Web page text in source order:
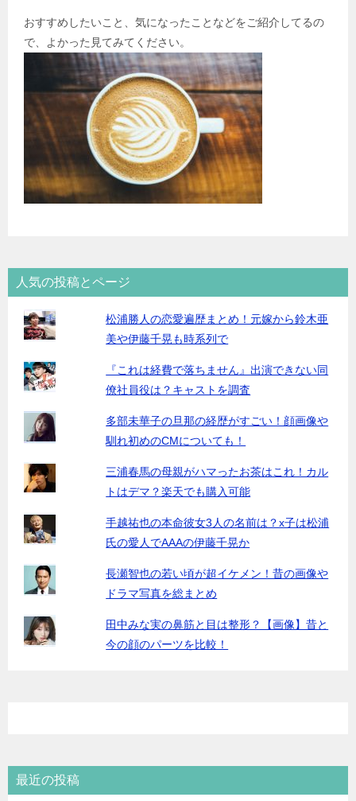
おすすめしたいこと、気になったことなどをご紹介してるの
で、よかった見てみてください。
人気の投稿とページ
松浦勝人の恋愛遍歴まとめ！元嫁から鈴木亜
美や伊藤千晃も時系列で
『これは経費で落ちません』出演できない同
僚社員役は？キャストを調査
多部未華子の旦那の経歴がすごい！顔画像や
馴れ初めのCMについても！
三浦春馬の母親がハマったお茶はこれ！カル
トはデマ？楽天でも購入可能
手越祐也の本命彼女3人の名前は？x子は松浦
氏の愛人でAAAの伊藤千晃か
長瀬智也の若い頃が超イケメン！昔の画像や
ドラマ写真を総まとめ
田中みな実の鼻筋と目は整形？【画像】昔と
今の顔のパーツを比較！
最近の投稿